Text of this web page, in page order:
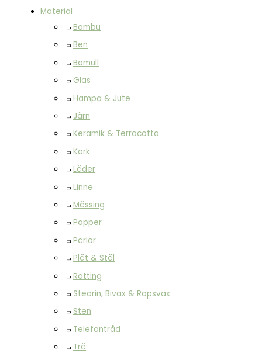
Material
Bambu
Ben
Bomull
Glas
Hampa & Jute
Järn
Keramik & Terracotta
Kork
Läder
Linne
Mässing
Papper
Pärlor
Plåt & Stål
Rotting
Stearin, Bivax & Rapsvax
Sten
Telefontråd
Trä